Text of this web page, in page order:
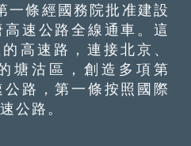
條經國務院批准建設
速公路全線通車。這
高速路，連接北京、
塘沽區，創造多項第
路，第一條按照國際
公路。